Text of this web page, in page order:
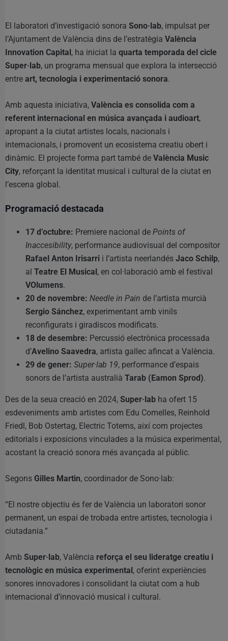
El laboratori d’investigació sonora Sono·lab, impulsat per
l’Ajuntament de València dins de l’estratègia València
Innovation Capital , ha iniciat la quarta temporada del cicle
Super·lab, un programa mensual que explora la intersecció
entre art, tecnologia i experimentació sonora.
Amb aquesta iniciativa, València es consolida com a
referent internacional en música avançada i audioart,
apropant a la ciutat artistes locals, nacionals i
internacionals, i promovent un ecosistema creatiu obert i
dinàmic. El projecte forma part també de València Music
City, reforçant la identitat musical i cultural de la ciutat en
l’escena global.
Programació destacada
17 d’octubre: Premiere nacional de Points of
Inaccesibility, performance audiovisual del compositor
Rafael Anton Irisarri i l’artista neerlandés Jaco Schilp,
al Teatre El Musical , en col·laboració amb el festival
VOlumens.
20 de novembre: Needle in Pain de l’artista murcià
Sergio Sánchez, experimentant amb vinils
reconfigurats i giradiscos modificats.
18 de desembre: Percussió electrònica processada
d’Avelino Saavedra, artista gallec afincat a València.
29 de gener: Super·lab 19, performance d’espais
sonors de l’artista australià Tarab (Eamon Sprod).
Des de la seua creació en 2024, Super·lab ha ofert 15
esdeveniments amb artistes com Edu Comelles, Reinhold
Friedl, Bob Ostertag, Electric Totems, així com projectes
editorials i exposicions vinculades a la música experimental,
acostant la creació sonora més avançada al públic.
Segons Gilles Martin, coordinador de Sono·lab:
“El nostre objectiu és fer de València un laboratori sonor
permanent, un espai de trobada entre artistes, tecnologia i
ciutadania.”
Amb Super·lab, València reforça el seu lideratge creatiu i
tecnològic en música experimental , oferint experiències
sonores innovadores i consolidant la ciutat com a hub
internacional d’innovació musical i cultural.